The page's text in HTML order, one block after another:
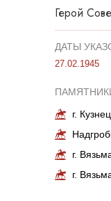
Герой
ДАТЫ
27.02.1945
г.
г.
г.